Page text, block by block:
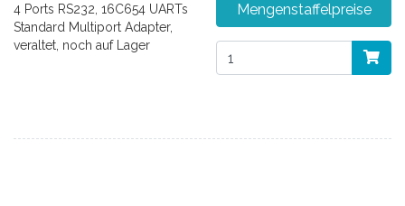
4 Ports RS232, 16C654 UARTs
Standard Multiport Adapter,
veraltet, noch auf Lager
Mengenstaffelpreise